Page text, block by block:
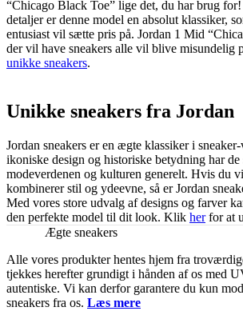
“Chicago Black Toe” lige det, du har brug
detaljer er denne model en absolut klassiker,
entusiast vil sætte pris på. Jordan 1 Mid
der vil have sneakers alle vil blive misundelig
unikke sneakers.
Unikke sneakers fra Jordan
Jordan sneakers er en ægte klassiker i
ikoniske design og historiske betydning har de
modeverdenen og kulturen generelt. Hvis du
kombinerer stil og ydeevne, så er Jordan
Med vores store udvalg af designs og farver
den perfekte model til dit look. Klik herfor at
Ægte sneakers
Alle vores produkter hentes hjem fra
tjekkes herefter grundigt i hånden af os med
autentiske. Vi kan derfor garantere du kun
sneakers fra os. Læs mere